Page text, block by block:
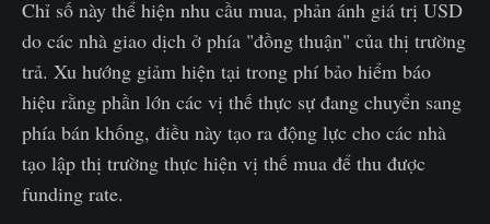
Chỉ số này thể hiện nhu cầu mua, phản ánh giá trị USD
do các nhà giao dịch ở phía "đồng thuận" của thị trường
trả. Xu hướng giảm hiện tại trong phí bảo hiểm báo
hiệu rằng phần lớn các vị thế thực sự đang chuyển sang
phía bán khống, điều này tạo ra động lực cho các nhà
tạo lập thị trường thực hiện vị thế mua để thu được
funding rate.